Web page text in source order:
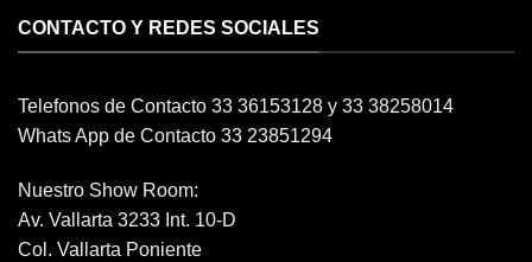
CONTACTO Y REDES SOCIALES
Telefonos de Contacto 33 36153128 y 33 38258014
Whats App de Contacto 33 23851294
Nuestro Show Room:
Av. Vallarta 3233 Int. 10-D
Col. Vallarta Poniente